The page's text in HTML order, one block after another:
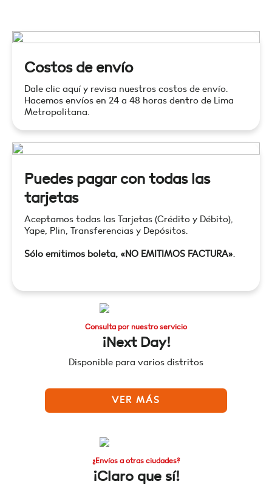
Costos de envío
Dale clic aquí y revisa nuestros costos de envío.
Hacemos envíos en 24 a 48 horas dentro de Lima
Metropolitana.
Puedes pagar con todas las
tarjetas
Aceptamos todas las Tarjetas (Crédito y Débito),
Yape, Plin, Transferencias y Depósitos.
Sólo emitimos boleta, «NO EMITIMOS FACTURA».
Consulta por nuestro servicio
¡Next Day!
Disponible para varios distritos
VER MÁS
¿Envíos a otras ciudades?
¡Claro que sí!